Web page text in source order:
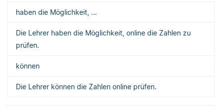
haben die Möglichkeit, …
Die Lehrer haben die Möglichkeit, online die Zahlen zu
prüfen.
können
Die Lehrer können die Zahlen online prüfen.